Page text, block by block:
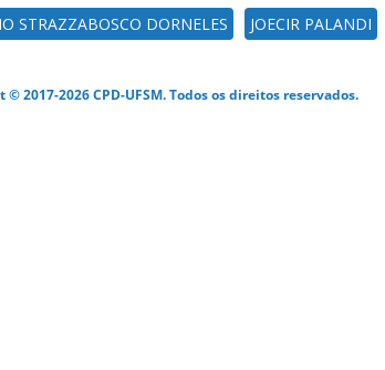
STRAZZABOSCO DORNELES JOECIR PALANDI
© 2017-2026 CPD-UFSM. Todos os direitos reservados.